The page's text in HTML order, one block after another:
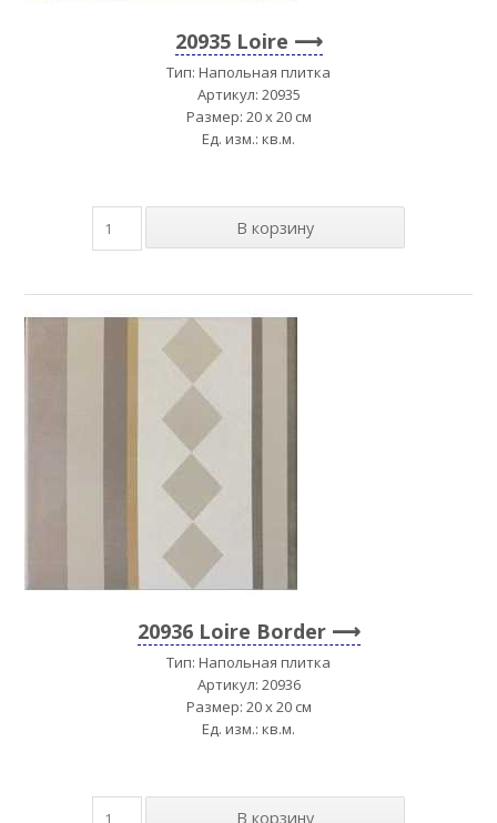
20935 Loire
Тип: Напольная плитка
Артикул: 20935
Размер: 20 x 20 см
Ед. изм.: кв.м.
20936 Loire Border
Тип: Напольная плитка
Артикул: 20936
Размер: 20 x 20 см
Ед. изм.: кв.м.